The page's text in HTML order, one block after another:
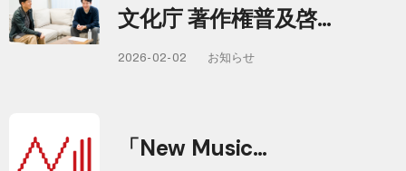
文化庁 著作権普及啓…
2026-02-02 お知らせ
「New Music…